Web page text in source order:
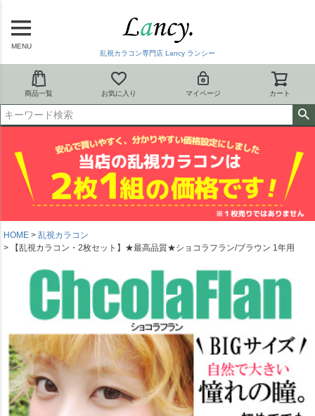
MENU
乱視カラコン専門店 Lancy ランシー
商品一覧 お気に入り マイページ カート
HOME
乱視カラコン
【乱視カラコン・2枚セット】★最高品質★ショコラフラン/ブラウン 1年用